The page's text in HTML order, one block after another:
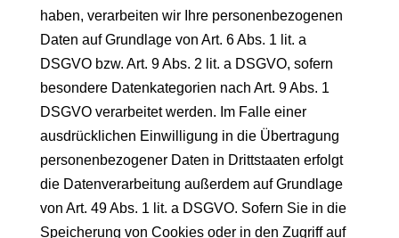
haben, verarbeiten wir Ihre personenbezogenen
Daten auf Grundlage von Art. 6 Abs. 1 lit. a
DSGVO bzw. Art. 9 Abs. 2 lit. a DSGVO, sofern
besondere Datenkategorien nach Art. 9 Abs. 1
DSGVO verarbeitet werden. Im Falle einer
ausdrücklichen Einwilligung in die Übertragung
personenbezogener Daten in Drittstaaten erfolgt
die Datenverarbeitung außerdem auf Grundlage
von Art. 49 Abs. 1 lit. a DSGVO. Sofern Sie in die
Speicherung von Cookies oder in den Zugriff auf